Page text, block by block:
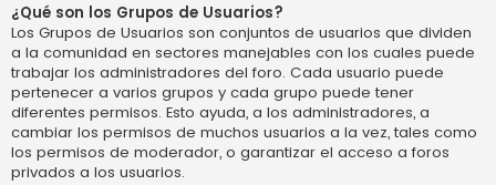
¿Qué son los Grupos de Usuarios?
Los Grupos de Usuarios son conjuntos de usuarios que dividen
a la comunidad en sectores manejables con los cuales puede
trabajar los administradores del foro. Cada usuario puede
pertenecer a varios grupos y cada grupo puede tener
diferentes permisos. Esto ayuda, a los administradores, a
cambiar los permisos de muchos usuarios a la vez, tales como
los permisos de moderador, o garantizar el acceso a foros
privados a los usuarios.